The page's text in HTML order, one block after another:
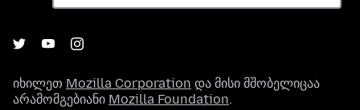
იხილეთ Mozilla Corporation და მისი მშობელიცაა
არამომგებიანი Mozilla Foundation.